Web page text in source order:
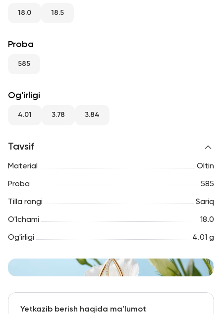
RU
18.0 18.5
Proba
585
Og'irligi
4.01 3.78 3.84
Tavsif
Material Oltin
Proba 585
Tilla rangi Sariq
O'lchami 18.0
Og'irligi 4.01 g
Yetkazib berish haqida ma'lumot